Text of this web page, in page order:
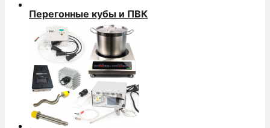
Перегонные кубы и ПВК